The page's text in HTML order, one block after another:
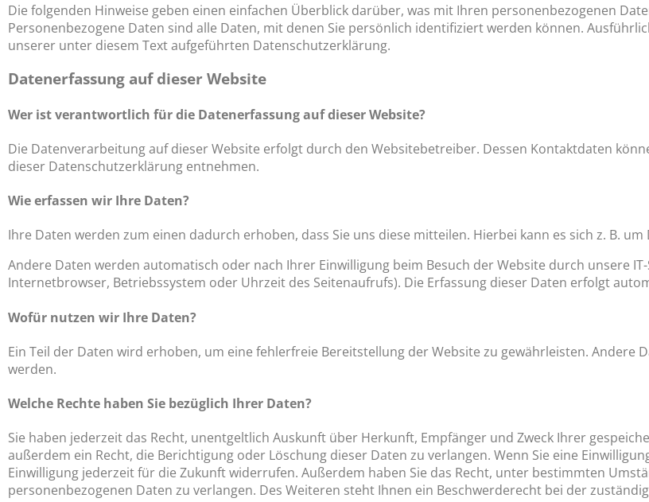
Die folgenden Hinweise geben einen einfachen Überblick darüber, was mit Ihren personenbezogenen
Personenbezogene Daten sind alle Daten, mit denen Sie persönlich identifiziert werden können.
unserer unter diesem Text aufgeführten Datenschutzerklärung.
Datenerfassung auf dieser Website
Wer ist verantwortlich für die Datenerfassung auf dieser Website?
Die Datenverarbeitung auf dieser Website erfolgt durch den Websitebetreiber. Dessen Kontaktdaten
dieser Datenschutzerklärung entnehmen.
Wie erfassen wir Ihre Daten?
Ihre Daten werden zum einen dadurch erhoben, dass Sie uns diese mitteilen. Hierbei kann es sich z. B.
Andere Daten werden automatisch oder nach Ihrer Einwilligung beim Besuch der Website durch unsere
Internetbrowser, Betriebssystem oder Uhrzeit des Seitenaufrufs). Die Erfassung dieser Daten erfolgt
Wofür nutzen wir Ihre Daten?
Ein Teil der Daten wird erhoben, um eine fehlerfreie Bereitstellung der Website zu gewährleisten. Andere
werden.
Welche Rechte haben Sie bezüglich Ihrer Daten?
Sie haben jederzeit das Recht, unentgeltlich Auskunft über Herkunft, Empfänger und Zweck Ihrer
außerdem ein Recht, die Berichtigung oder Löschung dieser Daten zu verlangen. Wenn Sie eine
Einwilligung jederzeit für die Zukunft widerrufen. Außerdem haben Sie das Recht, unter bestimmten
personenbezogenen Daten zu verlangen. Des Weiteren steht Ihnen ein Beschwerderecht bei der